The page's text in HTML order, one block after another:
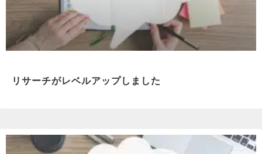
リサーチがレベルアップしました